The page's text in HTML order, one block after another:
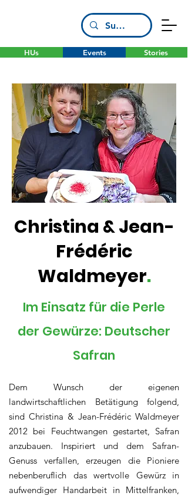
HUs Stories
Events
Christina & Jean-
Frédéric
Waldmeyer.
Im Einsatz für die Perle
der Gewürze: Deutscher
Safran
Dem Wunsch der eigenen
landwirtschaftlichen Betätigung folgend,
sind Christina & Jean-Frédéric Waldmeyer
2012 bei Feuchtwangen gestartet, Safran
anzubauen. Inspiriert und dem Safran-
Genuss verfallen, erzeugen die Pioniere
nebenberuflich das wertvolle Gewürz in
aufwendiger Handarbeit in Mittelfranken,